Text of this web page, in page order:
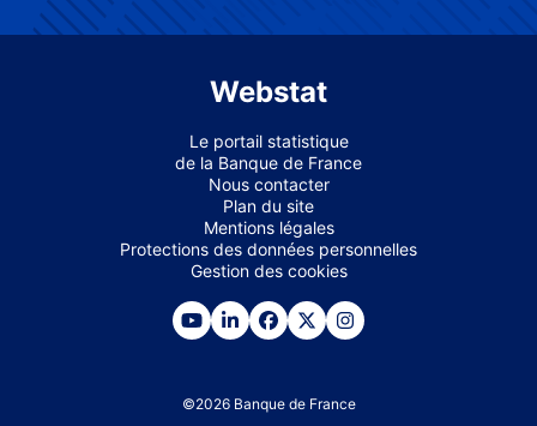
Webstat
Le portail statistique
de la Banque de France
Nous contacter
Plan du site
Mentions légales
Protections des données personnelles
Gestion des cookies
©2026 Banque de France